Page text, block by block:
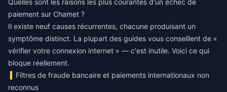
Quelles sont les raisons les plus courantes d'un échec de
paiement sur Chamet ?
Il existe neuf causes récurrentes, chacune produisant un
symptôme distinct. La plupart des guides vous conseillent de «
vérifier votre connexion internet » — c'est inutile. Voici ce qui
bloque réellement.
Filtres de fraude bancaire et paiements internationaux non
reconnus